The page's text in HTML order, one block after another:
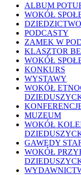
ALBUM
WOKÓŁ
PODCASTY
ZAMEK W
KLASZTOR
WOKÓŁ
KONKURS
WYSTAWY
WOKÓŁ
MUZEUM
WOKÓŁ
GAWĘDY
WOKÓŁ